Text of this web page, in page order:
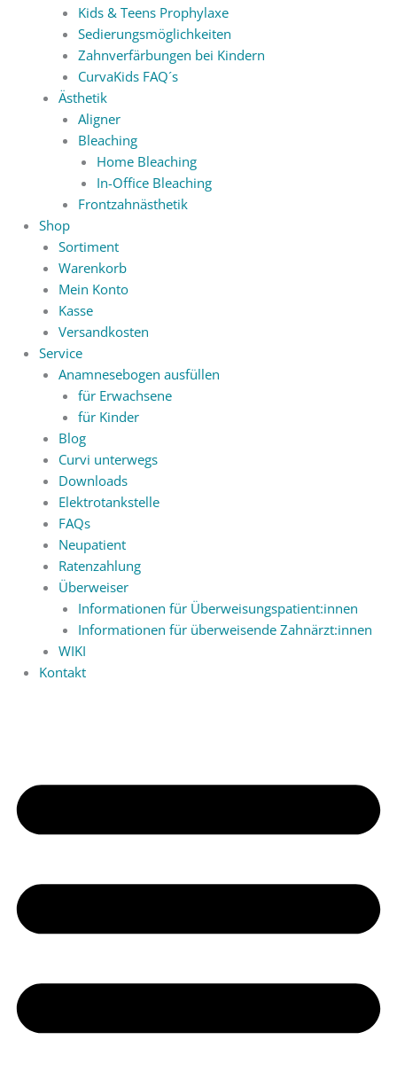
Kids & Teens Prophylaxe
Sedierungsmöglichkeiten
Zahnverfärbungen bei Kindern
CurvaKids FAQ´s
Ästhetik
Aligner
Bleaching
Home Bleaching
In-Office Bleaching
Frontzahnästhetik
Shop
Sortiment
Warenkorb
Mein Konto
Kasse
Versandkosten
Service
Anamnesebogen ausfüllen
für Erwachsene
für Kinder
Blog
Curvi unterwegs
Downloads
Elektrotankstelle
FAQs
Neupatient
Ratenzahlung
Überweiser
Informationen für Überweisungspatient:innen
Informationen für überweisende Zahnärzt:innen
WIKI
Kontakt